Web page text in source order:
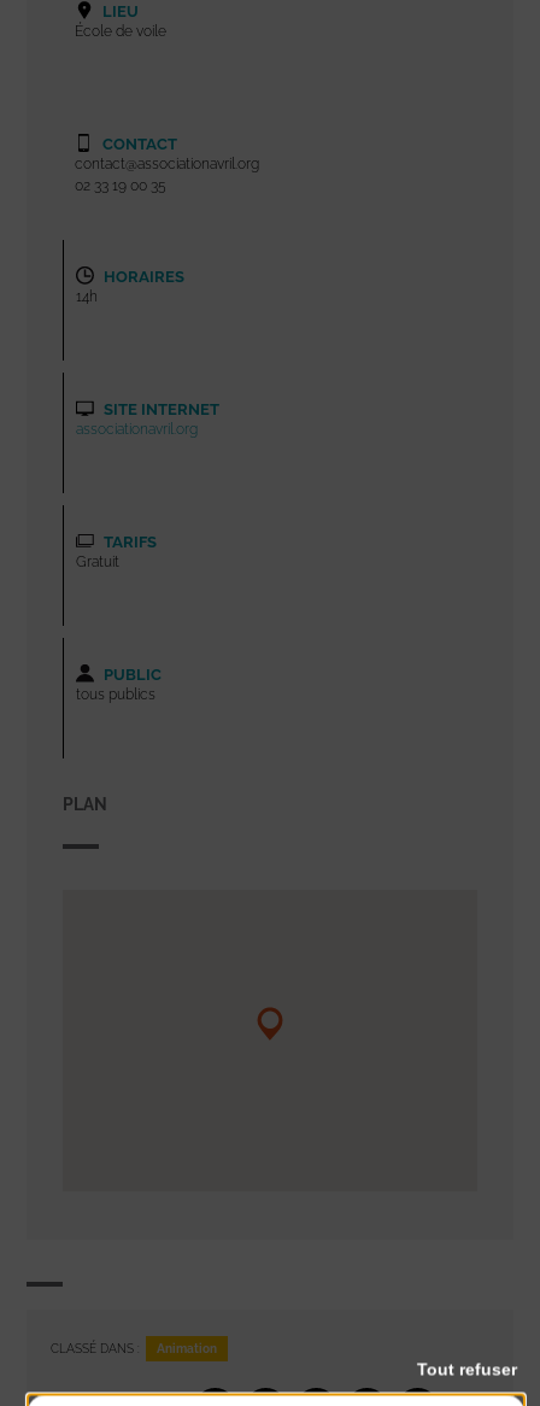
LIEU
École de voile
CONTACT
contact@associationavril.org
02 33 19 00 35
HORAIRES
14h
SITE INTERNET
associationavril.org
TARIFS
Gratuit
PUBLIC
tous publics
PLAN
CLASSÉ DANS : Animation
Tout refuser